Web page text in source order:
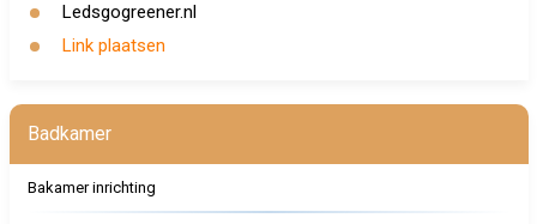
Ledsgogreener.nl
Link plaatsen
Badkamer
Bakamer inrichting